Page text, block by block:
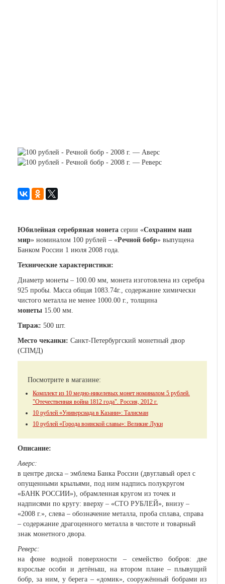
Юбилейная серебряная монета серии «Сохраним наш
мир» номиналом 100 рублей – «Речной бобр» выпущена
Банком России 1 июля 2008 года.
Технические характеристики:
Диаметр монеты – 100.00 мм, монета изготовлена из серебра
925 пробы. Масса общая 1083.74г., содержание химически
чистого металла не менее 1000.00 г., толщина
монеты 15.00 мм.
Тираж: 500 шт.
Место чеканки: Санкт-Петербургский монетный двор
(СПМД)
Посмотрите в магазине:
Комплект из 10 медно-никелевых монет номиналом 5 рублей.
"Отечественная война 1812 года". Россия, 2012 г.
10 рублей «Универсиада в Казани»: Талисман
10 рублей «Города воинской славы»: Великие Луки
Описание:
Аверс:
в центре диска – эмблема Банка России (двуглавый орел с
опущенными крыльями, под ним надпись полукругом
«БАНК РОССИИ»), обрамленная кругом из точек и
надписями по кругу: вверху – «СТО РУБЛЕЙ», внизу –
«2008 г.», слева – обозначение металла, проба сплава, справа
– содержание драгоценного металла в чистоте и товарный
знак монетного двора.
Реверс:
на фоне водной поверхности – семейство бобров: две
взрослые особи и детёныш, на втором плане – плывущий
бобр, за ним, у берега – «домик», сооружённый бобрами из